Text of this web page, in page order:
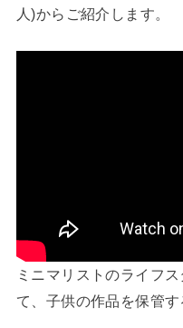
人)からご紹介します。
ミニマリストのライフ
て、子供の作品を保管す